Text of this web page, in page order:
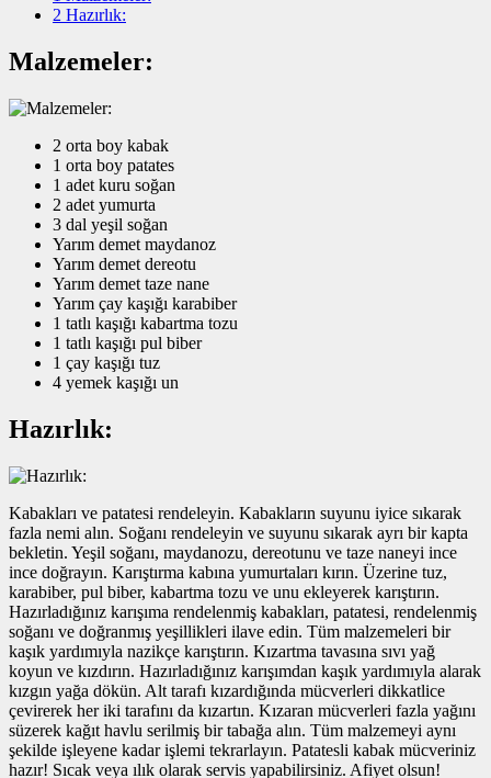
2 Hazırlık:
Malzemeler:
2 orta boy kabak
1 orta boy patates
1 adet kuru soğan
2 adet yumurta
3 dal yeşil soğan
Yarım demet maydanoz
Yarım demet dereotu
Yarım demet taze nane
Yarım çay kaşığı karabiber
1 tatlı kaşığı kabartma tozu
1 tatlı kaşığı pul biber
1 çay kaşığı tuz
4 yemek kaşığı un
Hazırlık:
Kabakları ve patatesi rendeleyin. Kabakların suyunu iyice sıkarak
fazla nemi alın. Soğanı rendeleyin ve suyunu sıkarak ayrı bir kapta
bekletin. Yeşil soğanı, maydanozu, dereotunu ve taze naneyi ince
ince doğrayın. Karıştırma kabına yumurtaları kırın. Üzerine tuz,
karabiber, pul biber, kabartma tozu ve unu ekleyerek karıştırın.
Hazırladığınız karışıma rendelenmiş kabakları, patatesi, rendelenmiş
soğanı ve doğranmış yeşillikleri ilave edin. Tüm malzemeleri bir
kaşık yardımıyla nazikçe karıştırın. Kızartma tavasına sıvı yağ
koyun ve kızdırın. Hazırladığınız karışımdan kaşık yardımıyla alarak
kızgın yağa dökün. Alt tarafı kızardığında mücverleri dikkatlice
çevirerek her iki tarafını da kızartın. Kızaran mücverleri fazla yağını
süzerek kağıt havlu serilmiş bir tabağa alın. Tüm malzemeyi aynı
şekilde işleyene kadar işlemi tekrarlayın. Patatesli kabak mücveriniz
hazır! Sıcak veya ılık olarak servis yapabilirsiniz. Afiyet olsun!